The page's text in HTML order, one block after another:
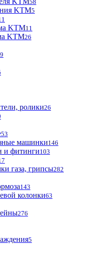
58
KTM5
KTM11
KTM26
ролики26
53
машинки146
и фитинги103
газа, грипсы282
143
колонки63
276
5